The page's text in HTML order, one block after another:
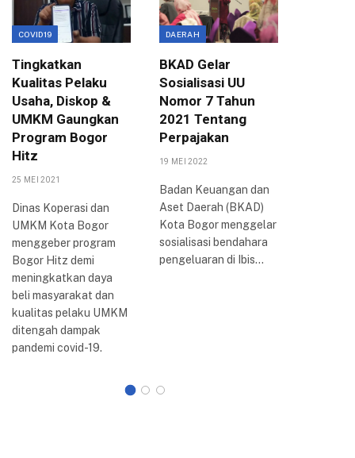
COVID19
Tingkatkan
Kualitas Pelaku
Usaha, Diskop &
UMKM Gaungkan
Program Bogor
Hitz
25 MEI 2021
Dinas Koperasi dan
UMKM Kota Bogor
menggeber program
Bogor Hitz demi
meningkatkan daya
beli masyarakat dan
kualitas pelaku UMKM
ditengah dampak
pandemi covid-19.
DAERAH
BKAD Gelar
Sosialisasi UU
Nomor 7 Tahun
2021 Tentang
Perpajakan
19 MEI 2022
Badan Keuangan dan
Aset Daerah (BKAD)
Kota Bogor menggelar
sosialisasi bendahara
pengeluaran di Ibis…